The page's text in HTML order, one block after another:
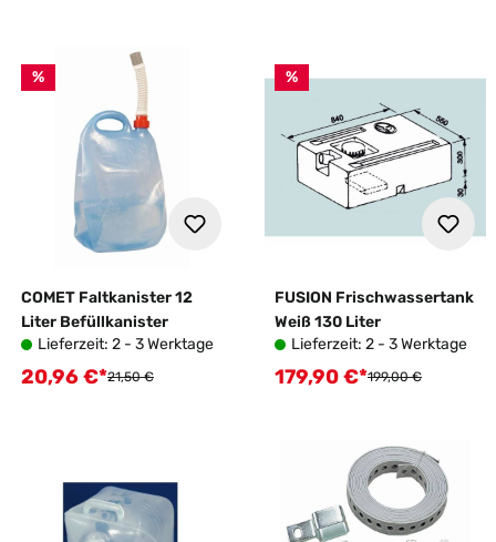
%
COMET Faltkanister 12
Liter Befüllkanister
Lieferzeit: 2 - 3 Werktage
Verkaufspreis:
20,96 €*Regulärer Preis:
21,50 €
%
FUSION Frischwassertank
Weiß 130 Liter
Lieferzeit: 2 - 3 Werktage
Verkaufspreis:
179,90 €*Regulärer Preis:
199,00 €